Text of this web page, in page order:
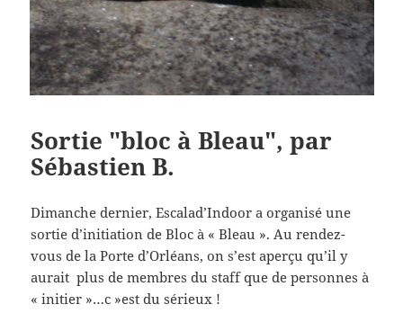
Sortie "bloc à Bleau", par
Sébastien B.
Dimanche dernier, Escalad’Indoor a organisé une
sortie d’initiation de Bloc à « Bleau ». Au rendez-
vous de la Porte d’Orléans, on s’est aperçu qu’il y
aurait plus de membres du staff que de personnes à
« initier »…c »est du sérieux !